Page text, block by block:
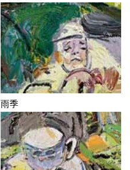
雨季